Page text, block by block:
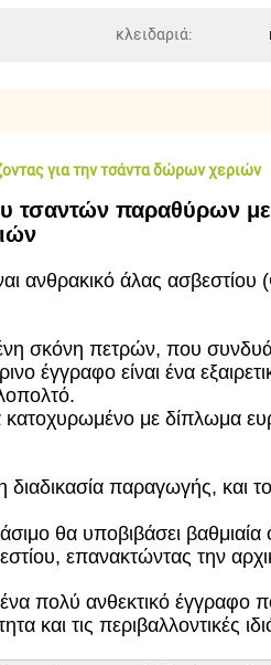
κλειδαριά:
για την τσάντα δώρων χεριών
τσαντών παραθύρων
ανθρακικό άλας
σκόνη πετρών, που
έγγραφο είναι ένα
με δίπλωμα
διαδικασία παραγωγής,
θα υποβιβάσει
επανακτώντας την
πολύ ανθεκτικό έγγραφο
και τις περιβαλλοντικές